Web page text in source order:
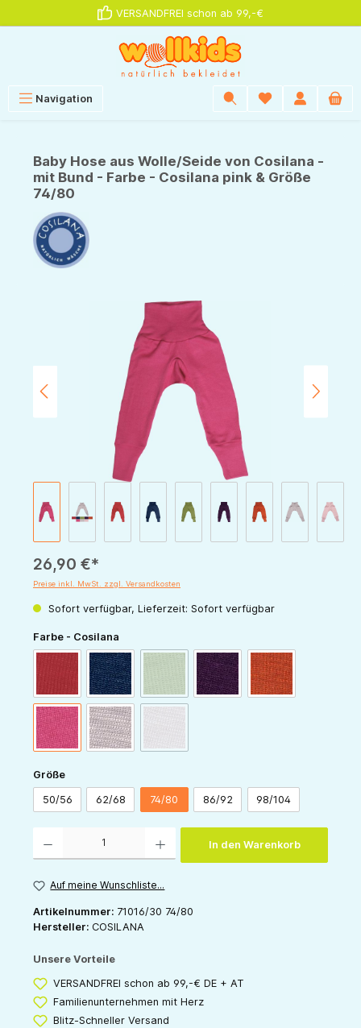
VERSANDFREI schon ab 99,-€
Navigation
Baby Hose aus Wolle/Seide von Cosilana -
mit Bund - Farbe - Cosilana pink & Größe
74/80
Bildergalerie überspringen
26,90 €*
Preise inkl. MwSt. zzgl. Versandkosten
Sofort verfügbar, Lieferzeit: Sofort verfügbar
Farbe - Cosilana
marine (Diese Option ist zurzeit nicht verfügbar.)
pflaume orange
pink grau
Größeauswählen
50/56 62/68 74/80 86/92 98/104
In den Warenkorb
Auf meine Wunschliste...
Artikelnummer: 71016/30 74/80
Hersteller: COSILANA
Unsere Vorteile
VERSANDFREI schon ab 99,-€ DE + AT
Familienunternehmen mit Herz
Blitz-Schneller Versand